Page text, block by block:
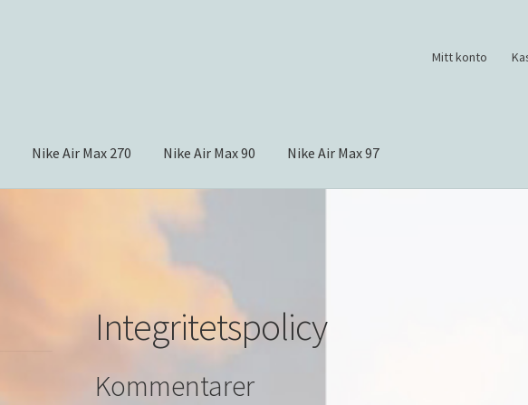
Mitt konto
Nike Air Max 270 Nike Air Max 90 Nike Air Max 97
Integritetspolicy
Kommentarer